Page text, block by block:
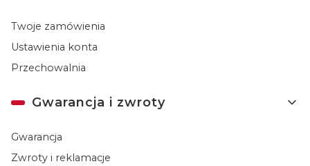
Twoje zamówienia
Ustawienia konta
Przechowalnia
Gwarancja i zwroty
Gwarancja
Zwroty i reklamacje